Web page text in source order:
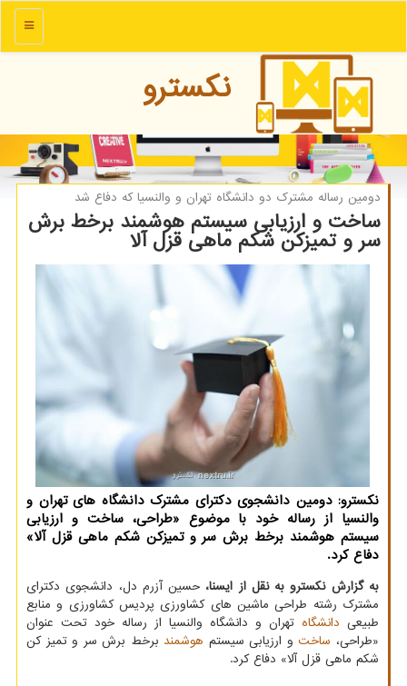
منو
نكسترو
دومین رساله مشترك دو دانشگاه تهران و والنسیا كه دفاع شد
ساخت و ارزیابی سیستم هوشمند برخط برش
سر و تمیزكن شكم ماهی قزل آلا
نکسترو: دومین دانشجوی دکترای مشترک دانشگاه های تهران و
والنسیا از رساله خود با موضوع «طراحی، ساخت و ارزیابی
سیستم هوشمند برخط برش سر و تمیزکن شکم ماهی قزل آلا»
دفاع کرد.
به گزارش نکسترو به نقل از ایسنا، حسین آزرم دل، دانشجوی دکترای
مشترک رشته طراحی ماشین های کشاورزی پردیس کشاورزی و منابع
طبیعی دانشگاه تهران و دانشگاه والنسیا از رساله خود تحت عنوان
«طراحی، ساختو ارزیابی سیستم هوشمند برخط برش سر و تمیز کن
شکم ماهی قزل آلا» دفاع کرد.